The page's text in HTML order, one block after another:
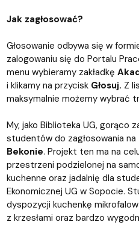
Jak zagłosować?
Głosowanie odbywa się w
zalogowaniu się do Portalu
menu wybieramy zakładkę
i klikamy na przyciskGłosuj. Z
maksymalnie możemy wybrać
My, jako Biblioteka UG, gorąco
studentów do zagłosowania na
Bekonie. Projekt ten ma na
przestrzeni podzielonej na
kuchenne oraz jadalnię dla
Ekonomicznej UG w Sopocie.
dyspozycji kuchenkę
z krzesłami oraz bardzo